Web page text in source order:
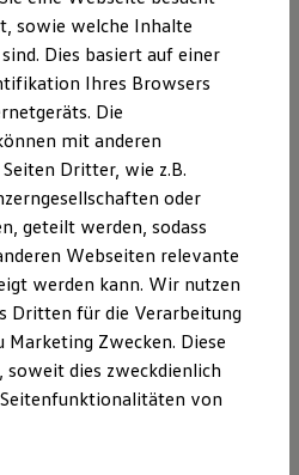
Kollektion
ist jedoch erst ab dem
einer konkreten
Bei Bekanntwerden von
werden wir
entfernen.
zu externen Webseiten
wir keinen Einfluss haben.
diese fremden Inhalte auch
Für die Inhalte der
der jeweilige Anbieter oder
Die verlinkten
der Verlinkung auf
überprüft. Rechtswidrige
sowie welche Inhalte
Dies basiert auf einer
Ihres Browsers
Die
mit anderen
Dritter, wie z.B.
oder
geteilt werden, sodass
Webseiten relevante
werden kann. Wir nutzen
Dritten für die Verarbeitung
Marketing Zwecken. Diese
soweit dies zweckdienlich
von